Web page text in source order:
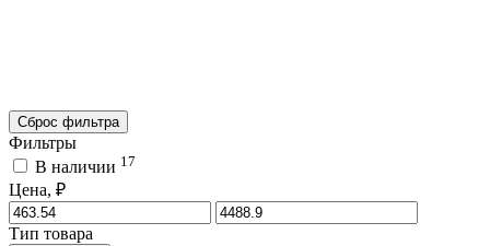
Сброс фильтра
Фильтры
В наличии 17
Цена, ₽
Тип товара